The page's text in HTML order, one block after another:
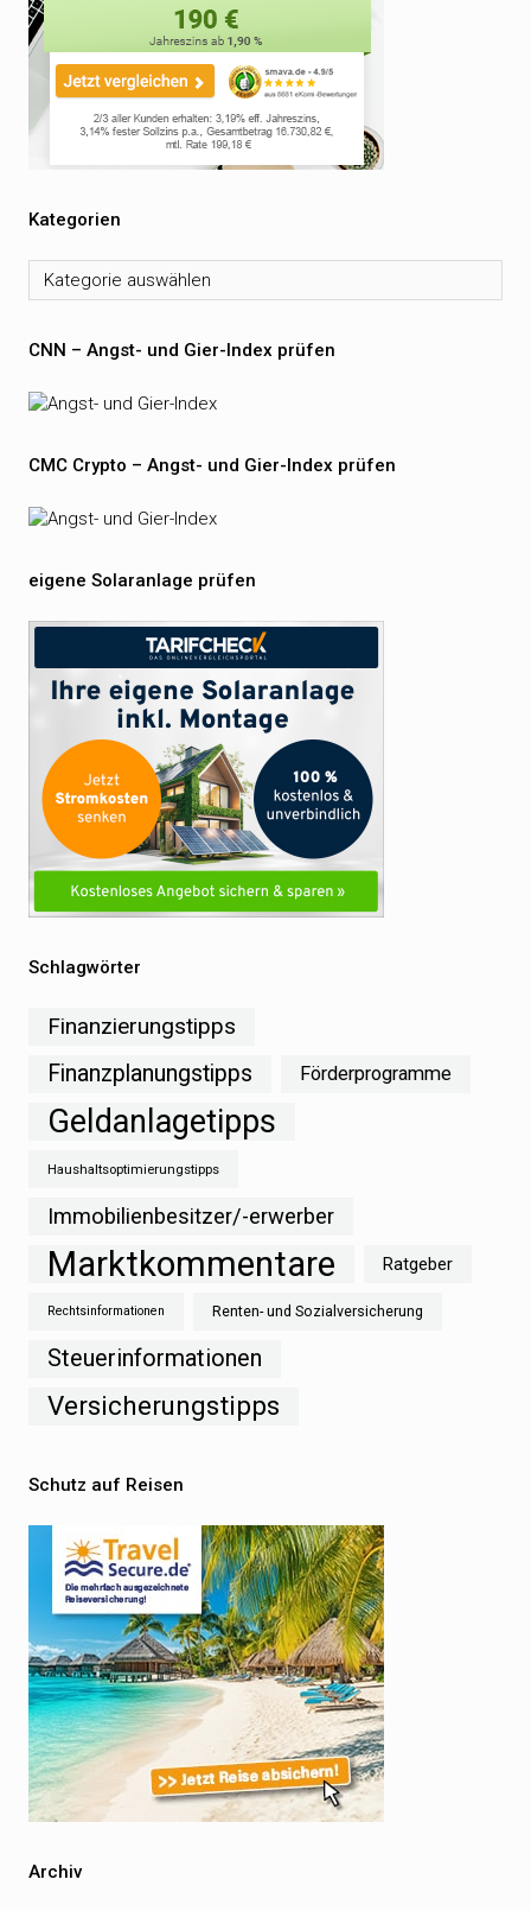
Kategorien
Kategorien
CNN – Angst- und Gier-Index prüfen
CMC Crypto – Angst- und Gier-Index prüfen
eigene Solaranlage prüfen
Schlagwörter
Finanzierungstipps
Finanzplanungstipps
Förderprogramme
Geldanlagetipps
Haushaltsoptimierungstipps
Immobilienbesitzer/-erwerber
Marktkommentare Ratgeber
Rechtsinformationen Renten- und Sozialversicherung
Steuerinformationen
Versicherungstipps
Schutz auf Reisen
Archiv